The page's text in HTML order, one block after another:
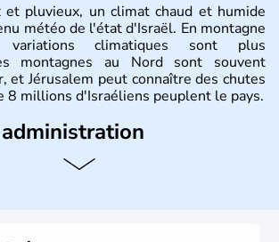
et pluvieux, un climat chaud et humide
météo de l'état d'Israël. En montagne
climatiques sont plus
montagnes au Nord sont souvent
et Jérusalem peut connaître des chutes
8 millions d'Israéliens peuplent le pays.
de la partie est de la Méditerranée,